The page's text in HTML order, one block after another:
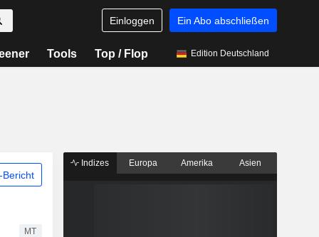
Einloggen Ein Abo abschließen
Tools Top / Flop Edition Deutschland
Bericht
MT
Indizes Europa Amerika Asien